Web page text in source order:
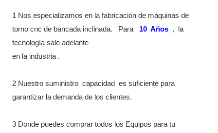
1 Nos especializamos en la fabricación de máquinas de
torno cnc de bancada inclinada.
Para 10 Años ,
la
tecnología sale adelante
en la industria .
2 Nuestro suministro capacidad
es suficiente para
garantizar la demanda de los clientes.
3 Donde puedes comprar todos los Equipos para tu